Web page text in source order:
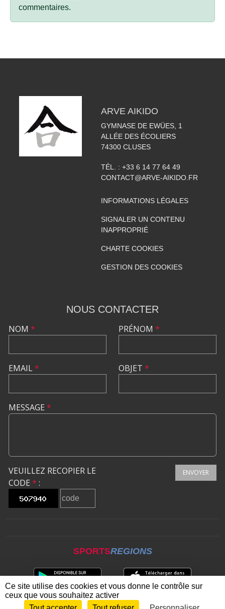
commentaires.
ARVE AIKIDO
GYMNASE DE EWÜES, 1
ALLÉE DES ÉCOLIERS
74300 CLUSES
TÉL. : +33 6 14 77 64 49
CONTACT@ARVE-AIKIDO.FR
INFORMATIONS LÉGALES
SIGNALER UN CONTENU
INAPPROPRIÉ
CHARTE COOKIES
GESTION DES COOKIES
NOUS CONTACTER
NOM *
EMAIL*
PRÉNOM *
OBJET *
MESSAGE *
VEUILLEZ RECOPIER LE
CODE * :
ENVOYER
SPORTSREGIONS
Ce site utilise des cookies et vous donne le contrôle sur
ceux que vous souhaitez activer